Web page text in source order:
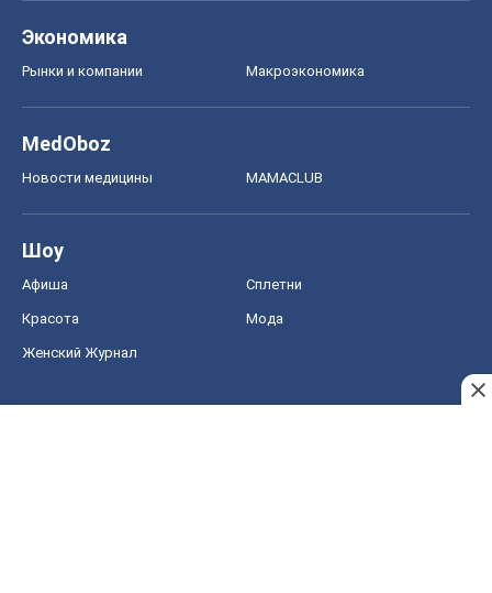
Экономика
Рынки и компании Mакроэкономика
MedOboz
Новости медицины MAMACLUB
Шоу
Афиша Сплетни
Красота Мода
Женский Журнал